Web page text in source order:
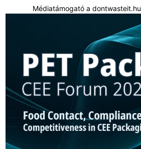
Médiatámogató a dontwasteit.hu